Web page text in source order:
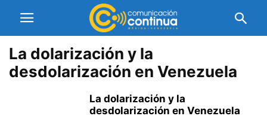
La dolarización y la
desdolarización en Venezuela
La dolarización y la
desdolarización en Venezuela